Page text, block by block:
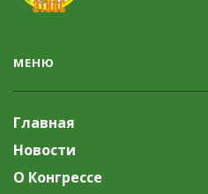
МЕНЮ
Главная
Новости
О Конгрессе